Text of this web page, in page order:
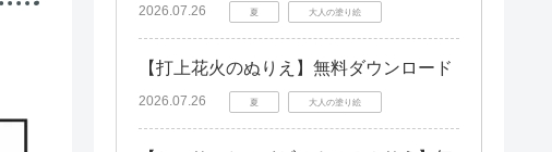
2026.07.26 夏 大人の塗り絵
【打上花火のぬりえ】無料ダウンロード
2026.07.26 夏 大人の塗り絵